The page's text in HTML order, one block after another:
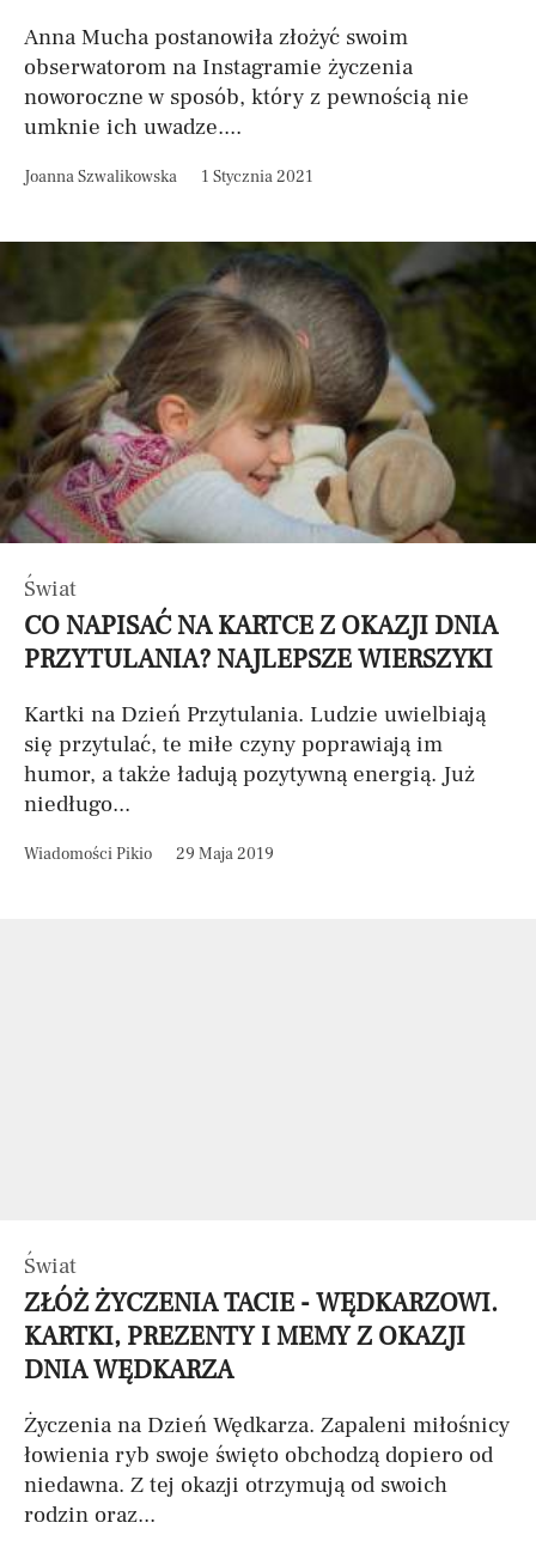
Anna Mucha postanowiła złożyć swoim
obserwatorom na Instagramie życzenia
noworoczne w sposób, który z pewnością nie
umknie ich uwadze....
Joanna Szwalikowska 1 Stycznia 2021
Świat
CO NAPISAĆ NA KARTCE Z OKAZJI DNIA
PRZYTULANIA? NAJLEPSZE WIERSZYKI
Kartki na Dzień Przytulania. Ludzie uwielbiają
się przytulać, te miłe czyny poprawiają im
humor, a także ładują pozytywną energią. Już
niedługo...
Wiadomości Pikio 29 Maja 2019
Świat
ZŁÓŻ ŻYCZENIA TACIE - WĘDKARZOWI.
KARTKI, PREZENTY I MEMY Z OKAZJI
DNIA WĘDKARZA
Życzenia na Dzień Wędkarza. Zapaleni miłośnicy
łowienia ryb swoje święto obchodzą dopiero od
niedawna. Z tej okazji otrzymują od swoich
rodzin oraz...